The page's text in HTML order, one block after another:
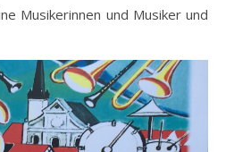
Musikerinnen und Musiker und